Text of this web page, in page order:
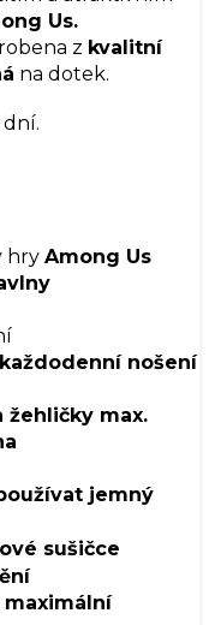
Us.
z kvalitní
na dotek.
hry Among Us
každodenní nošení